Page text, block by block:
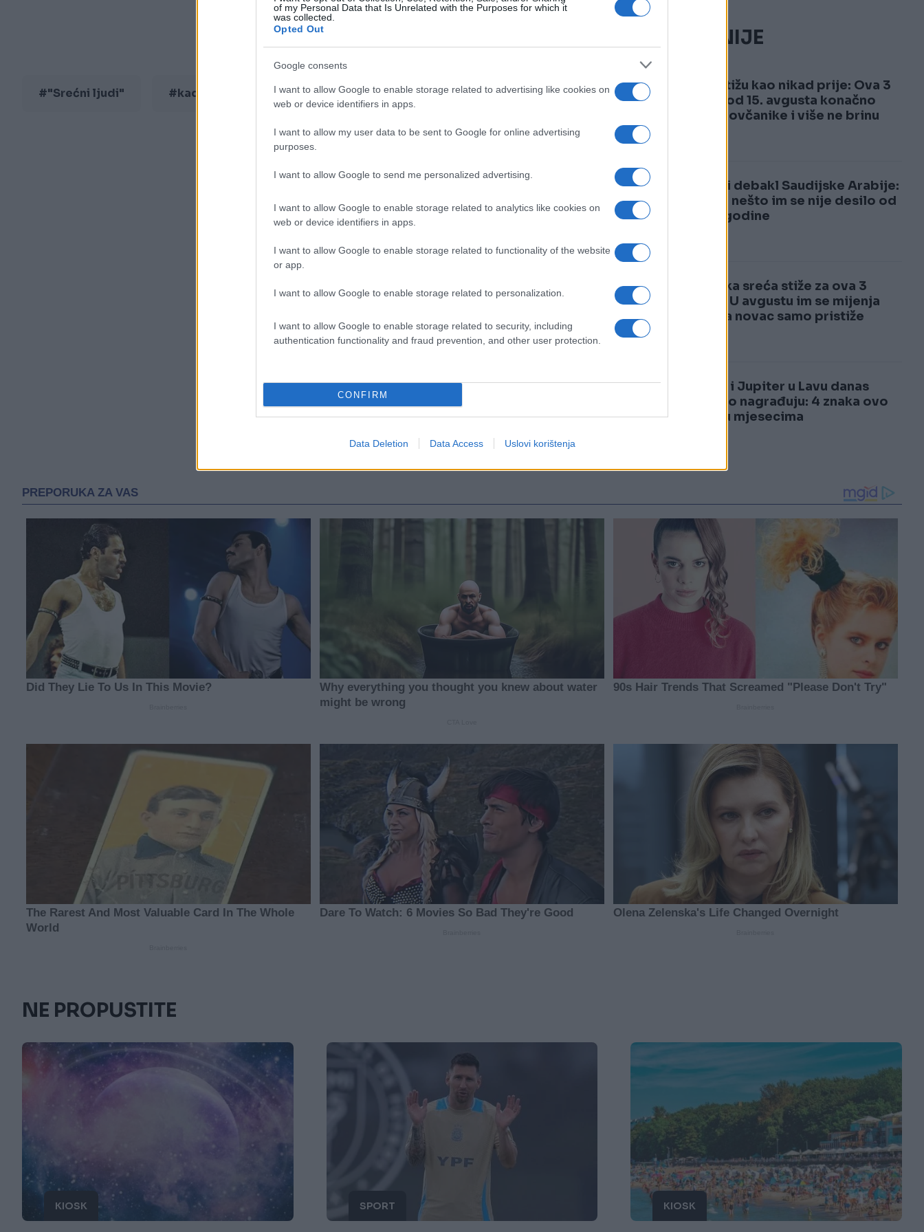
of my Personal Data that Is Unrelated with the Purposes for which it
was collected.
Opted Out
Google consents
I want to allow Google to enable storage related to advertising like cookies on
web or device identifiers in apps.
I want to allow my user data to be sent to Google for online advertising
purposes.
I want to allow Google to send me personalized advertising.
I want to allow Google to enable storage related to analytics like cookies on
web or device identifiers in apps.
I want to allow Google to enable storage related to functionality of the website
or app.
I want to allow Google to enable storage related to personalization.
I want to allow Google to enable storage related to security, including
authentication functionality and fraud prevention, and other user protection.
CONFIRM
Data Deletion Data Access Uslovi korištenja
#"Srećni ljudi" #kad si srećan
NAJČITANIJE
1
Pare stižu kao nikad prije: Ova 3
znaka od 15. avgusta konačno
pune novčanike i više ne brinu
2
Totalni debakl Saudijske Arabije:
Ovako nešto im se nije desilo od
1985. godine
3
Luđačka sreća stiže za ova 3
znaka: U avgustu im se mijenja
život, a novac samo pristiže
4
Sunce i Jupiter u Lavu danas
bogato nagrađuju: 4 znaka ovo
čekaju mjesecima
NE PROPUSTITE
KIOSK SPORT KIOSK